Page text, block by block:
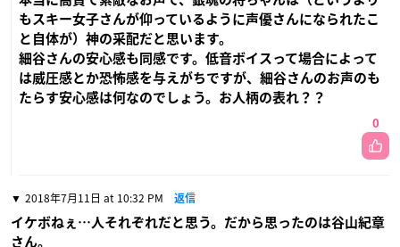
もスキー女子さんが仰っているように声優さんになられたこ
と自体が）神の采配だと思います。
細谷さんの安心感も同感です。低音ボイスって場合によって
は威圧感とか恐怖感を与えがちですが、細谷さんのお声のも
たらす安心感は何なのでしょう。お人柄の表れ？？
0
2018年7月11日 at 10:32 PM 返信
イケボねぇ…人それぞれだと思う。だから思ったのは谷山紀章
さん。